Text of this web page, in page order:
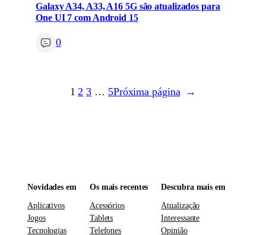
Galaxy A34, A33, A16 5G são atualizados para
One UI 7 com Android 15
0
1 2 3 … 5Próxima página →
Novidades em
Aplicativos
Jogos
Tecnologias
Os mais recentes
Acessórios
Tablets
Telefones
Descubra mais em
Atualização
Interessante
Opinião